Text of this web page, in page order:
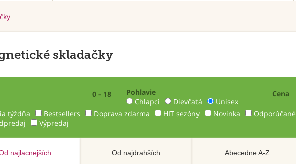
skladačky
0 - 18
Pohlavie
Chlapci
Dievčatá Unisex
Cena
týždňa Bestsellers Doprava zdarma HIT sezóny Novinka Odporúčané
Výpredaj
najlacnejších Od najdrahších Abecedne A-Z